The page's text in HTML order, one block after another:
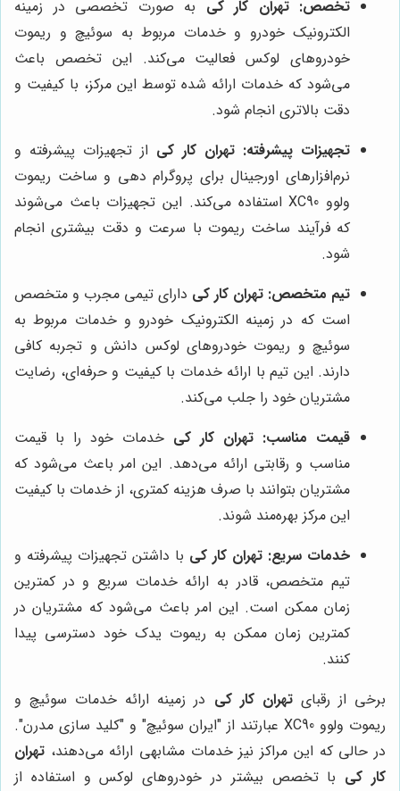
تخصص: تهران کار کی به صورت تخصصی در زمینه
الکترونیک خودرو و خدمات مربوط به سوئیچ و ریموت
خودروهای لوکس فعالیت می‌کند. این تخصص باعث
می‌شود که خدمات ارائه شده توسط این مرکز، با کیفیت و
دقت بالاتری انجام شود.
تجهیزات پیشرفته: تهران کار کی از تجهیزات پیشرفته و
نرم‌افزارهای اورجینال برای پروگرام دهی و ساخت ریموت
ولوو XC90 استفاده می‌کند. این تجهیزات باعث می‌شوند
که فرآیند ساخت ریموت با سرعت و دقت بیشتری انجام
شود.
تیم متخصص: تهران کار کی دارای تیمی مجرب و متخصص
است که در زمینه الکترونیک خودرو و خدمات مربوط به
سوئیچ و ریموت خودروهای لوکس دانش و تجربه کافی
دارند. این تیم با ارائه خدمات با کیفیت و حرفه‌ای، رضایت
مشتریان خود را جلب می‌کند.
قیمت مناسب: تهران کار کی خدمات خود را با قیمت
مناسب و رقابتی ارائه می‌دهد. این امر باعث می‌شود که
مشتریان بتوانند با صرف هزینه کمتری، از خدمات با کیفیت
این مرکز بهره‌مند شوند.
خدمات سریع: تهران کار کی با داشتن تجهیزات پیشرفته و
تیم متخصص، قادر به ارائه خدمات سریع و در کمترین
زمان ممکن است. این امر باعث می‌شود که مشتریان در
کمترین زمان ممکن به ریموت یدک خود دسترسی پیدا
کنند.
برخی از رقبایتهران کار کی در زمینه ارائه خدمات سوئیچ و
ریموت ولوو XC90 عبارتند از "ایران سوئیچ" و "کلید سازی مدرن".
در حالی که این مراکز نیز خدمات مشابهی ارائه می‌دهند، تهران
کار کی با تخصص بیشتر در خودروهای لوکس و استفاده از